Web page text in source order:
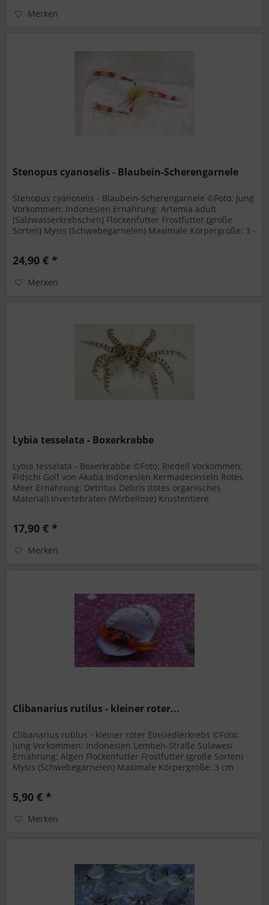
Merken
Stenopus cyanoselis - Blaubein-Scherengarnele
Stenopus cyanoselis - Blaubein-Scherengarnele ©Foto: Jung
Vorkommen: Indonesien Ernährung: Artemia adult
(Salzwasserkrebschen) Flockenfutter Frostfutter (große
Sorten) Mysis (Schwebegarnelen) Maximale Körpergröße: 3 -
24,90 € *
Merken
Lybia tesselata - Boxerkrabbe
Lybia tesselata - Boxerkrabbe ©Foto: Riedell Vorkommen:
Fidschi Golf von Akaba Indonesien Kermadecinseln Rotes
Meer Ernährung: Detritus Debris (totes organisches
Material) Invertebraten (Wirbellose) Krustentiere
17,90 € *
Merken
Clibanarius rutilus - kleiner roter...
Clibanarius rutilus - kleiner roter Einsiedlerkrebs ©Foto:
Jung Vorkommen: Indonesien Lembeh-Straße Sulawesi
Ernährung: Algen Flockenfutter Frostfutter (große Sorten)
Mysis (Schwebegarnelen) Maximale Körpergröße: 3 cm
5,90 € *
Merken